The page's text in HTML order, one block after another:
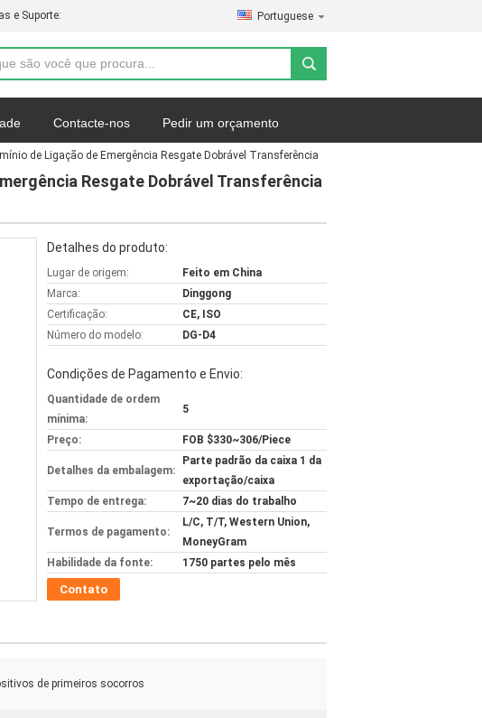
e Suporte: Portuguese
Contacte-nos Pedir um orçamento
de Ligação de Emergência Resgate Dobrável Transferência
Resgate Dobrável Transferência
Detalhes do produto:
Lugar de origem:
Feito em China
Marca:
Dinggong
Certificação:
CE, ISO
Número do modelo:
DG-D4
Condições de Pagamento e Envio:
Quantidade de ordem
mínima:
5
Preço: FOB $330~306/Piece
Detalhes da embalagem:
Parte padrão da caixa 1 da
exportação/caixa
Tempo de entrega:
7~20 dias do trabalho
Termos de pagamento:
L/C, T/T, Western Union,
MoneyGram
Habilidade da fonte:
1750 partes pelo mês
Contato
de primeiros socorros